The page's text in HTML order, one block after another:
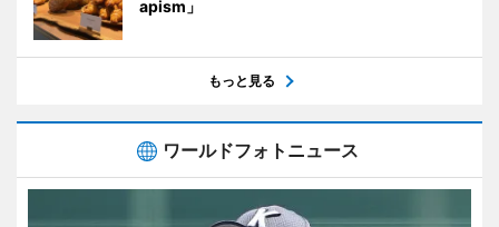
apism」
もっと見る
ワールドフォトニュース